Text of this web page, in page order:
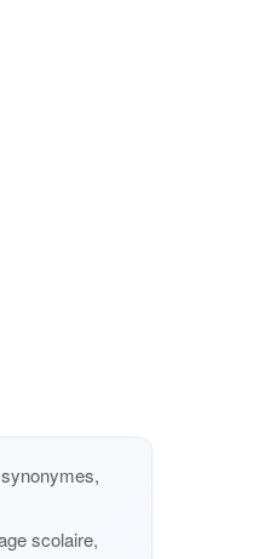
scolaire,